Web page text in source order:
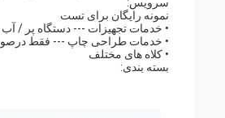
نمونه رایگان برای تست
• خدمات تجهیزات --- دستگاه پر / آب
• خدمات طراحی چاپ --- فقط
• کلاه های مختلف
بسته بندی: